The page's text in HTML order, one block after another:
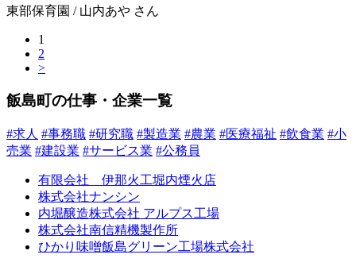
東部保育園 / 山内あや さん
1
2
>
飯島町の仕事・企業一覧
#求人 #事務職 #研究職 #製造業 #農業 #医療福祉 #飲食業 #小
売業 #建設業 #サービス業 #公務員
有限会社 伊那火工堀内煙火店
株式会社ナンシン
内堀醸造株式会社 アルプス工場
株式会社南信精機製作所
ひかり味噌飯島グリーン工場株式会社